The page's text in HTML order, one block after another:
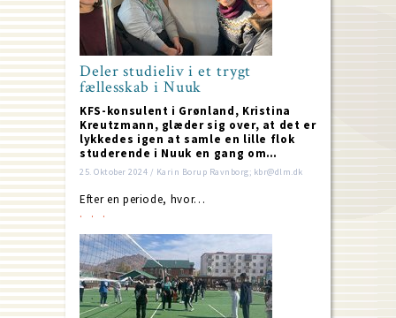
Deler studieliv i et trygt
fællesskab i Nuuk
KFS-konsulent i Grønland, Kristina
Kreutzmann, glæder sig over, at det er
lykkedes igen at samle en lille flok
studerende i Nuuk en gang om…
25. Oktober 2024 / Karin Borup Ravnborg; kbr@dlm.dk
Efter en periode, hvor…